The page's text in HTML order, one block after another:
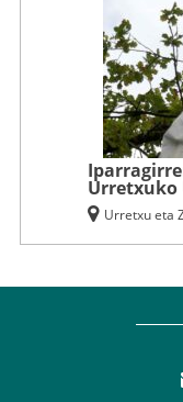
Urretxuko
Urretxu eta